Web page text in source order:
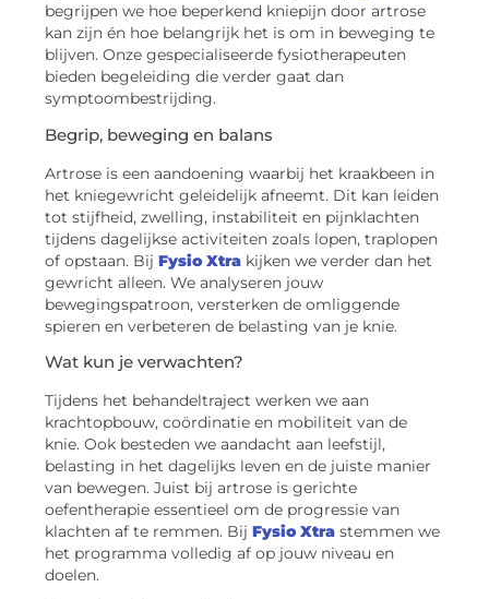
begrijpen we hoe beperkend kniepijn door artrose
kan zijn én hoe belangrijk het is om in beweging te
blijven. Onze gespecialiseerde fysiotherapeuten
bieden begeleiding die verder gaat dan
symptoombestrijding.
Begrip, beweging en balans
Artrose is een aandoening waarbij het kraakbeen in
het kniegewricht geleidelijk afneemt. Dit kan leiden
tot stijfheid, zwelling, instabiliteit en pijnklachten
tijdens dagelijkse activiteiten zoals lopen, traplopen
of opstaan. Bij Fysio Xtra kijken we verder dan het
gewricht alleen. We analyseren jouw
bewegingspatroon, versterken de omliggende
spieren en verbeteren de belasting van je knie.
Wat kun je verwachten?
Tijdens het behandeltraject werken we aan
krachtopbouw, coördinatie en mobiliteit van de
knie. Ook besteden we aandacht aan leefstijl,
belasting in het dagelijks leven en de juiste manier
van bewegen. Juist bij artrose is gerichte
oefentherapie essentieel om de progressie van
klachten af te remmen. Bij Fysio Xtra stemmen we
het programma volledig af op jouw niveau en
doelen.